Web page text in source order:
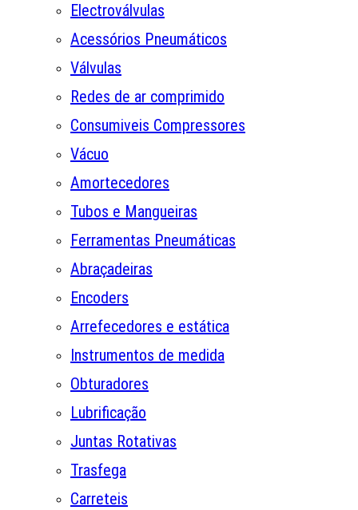
Electroválvulas
Acessórios Pneumáticos
Válvulas
Redes de ar comprimido
Consumiveis Compressores
Vácuo
Amortecedores
Tubos e Mangueiras
Ferramentas Pneumáticas
Abraçadeiras
Encoders
Arrefecedores e estática
Instrumentos de medida
Obturadores
Lubrificação
Juntas Rotativas
Trasfega
Carreteis